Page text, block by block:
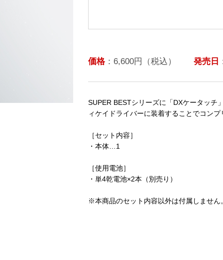
価格：6,600円（税込） 発売日
SUPER BESTシリーズに「DXケータッチ
ィケイドライバーに装着することでコン
［セット内容］
・本体…1
［使用電池］
・単4乾電池×2本（別売り）
※本商品のセット内容以外は付属しません。